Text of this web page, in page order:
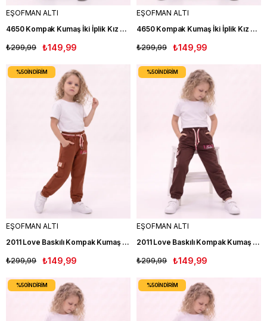
EŞOFMAN ALTI
4650 Kompak Kumaş İki İplik Kız Çocuk Eşofman Altı YEŞİL
₺149,99
₺299,99
EŞOFMAN ALTI
4650 Kompak Kumaş İki İplik Kız Çocuk Eşofman Altı KREM
₺149,99
₺299,99
EŞOFMAN ALTI
2011 Love Baskılı Kompak Kumaş İki İplik Kız Çocuk Eşofman ALtı KRMT
₺149,99
₺299,99
%50İNDIRIM
EŞOFMAN ALTI
2011 Love Baskılı Kompak Kumaş İki İplik Kız Çocuk Eşofman ALtı KAHVE
₺149,99
₺299,99
%50İNDIRIM
%50İNDIRIM %50İNDIRIM